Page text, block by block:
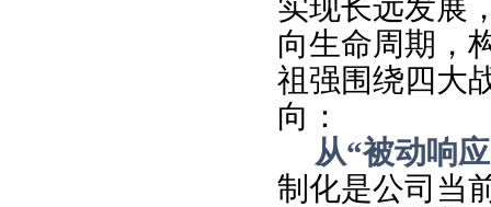
实现长远发展
向生命周期，
祖强围绕四大
向：
从“被动响
制化是公司当